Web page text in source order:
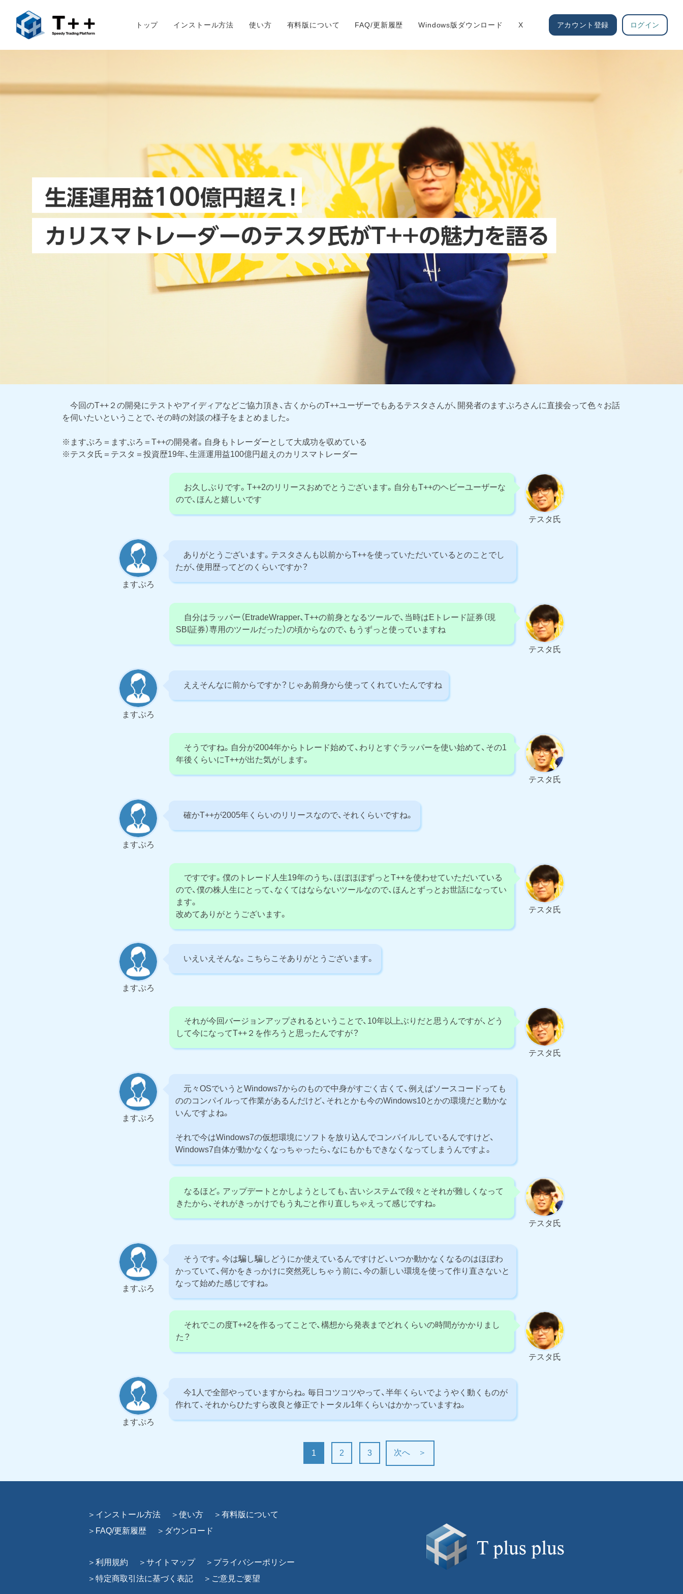
アカウント登録 ログイン
トップ インストール方法 使い方 有料版について FAQ/更新履歴 Windows版ダウンロード X
今回のT++２の開発にテストやアイディアなどご協力頂き、古くからのT++ユーザーでもあるテスタさんが、開発者のますぷろさんに直接会って色々お話
を伺いたいということで、その時の対談の様子をまとめました。
※ますぷろ＝ますぷろ＝T++の開発者。自身もトレーダーとして大成功を収めている
※テスタ氏＝テスタ＝投資歴19年、生涯運用益100億円超えのカリスマトレーダー
お久しぶりです。T++2のリリースおめでとうございます。自分もT++のヘビーユーザーな
ので、ほんと嬉しいです
テスタ氏
ますぷろ
ありがとうございます。テスタさんも以前からT++を使っていただいているとのことでし
たが、使用歴ってどのくらいですか？
自分はラッパー（EtradeWrapper、T++の前身となるツールで、当時はEトレード証券（現
SBI証券）専用のツールだった）の頃からなので、もうずっと使っていますね
テスタ氏
ますぷろ
ええそんなに前からですか？じゃあ前身から使ってくれていたんですね
そうですね。自分が2004年からトレード始めて、わりとすぐラッパーを使い始めて、その1
年後くらいにT++が出た気がします。
テスタ氏
ますぷろ
確かT++が2005年くらいのリリースなので、それくらいですね。
ですです。僕のトレード人生19年のうち、ほぼほぼずっとT++を使わせていただいている
ので、僕の株人生にとって、なくてはならないツールなので、ほんとずっとお世話になってい
ます。
改めてありがとうございます。
テスタ氏
ますぷろ
いえいえそんな。こちらこそありがとうございます。
それが今回バージョンアップされるということで、10年以上ぶりだと思うんですが、どう
して今になってT++２を作ろうと思ったんですが？
テスタ氏
ますぷろ
元々OSでいうとWindows7からのもので中身がすごく古くて、例えばソースコードっても
ののコンパイルって作業があるんだけど、それとかも今のWindows10とかの環境だと動かな
いんですよね。
それで今はWindows7の仮想環境にソフトを放り込んでコンパイルしているんですけど、
Windows7自体が動かなくなっちゃったら、なにもかもできなくなってしまうんですよ。
なるほど。アップデートとかしようとしても、古いシステムで段々とそれが難しくなって
きたから、それがきっかけでもう丸ごと作り直しちゃえって感じですね。
テスタ氏
ますぷろ
そうです。今は騙し騙しどうにか使えているんですけど、いつか動かなくなるのはほぼわ
かっていて、何かをきっかけに突然死しちゃう前に、今の新しい環境を使って作り直さないと
なって始めた感じですね。
それでこの度T++2を作るってことで、構想から発表までどれくらいの時間がかかりまし
た？
テスタ氏
ますぷろ
今1人で全部やっていますからね。毎日コツコツやって、半年くらいでようやく動くものが
作れて、それからひたすら改良と修正でトータル1年くらいはかかっていますね。
1 2 3 次へ ＞
＞インストール方法 ＞使い方
＞有料版について
＞FAQ/更新履歴
＞ダウンロード
＞利用規約 ＞サイトマップ
＞プライバシーポリシー
＞特定商取引法に基づく表記
＞ご意見ご要望